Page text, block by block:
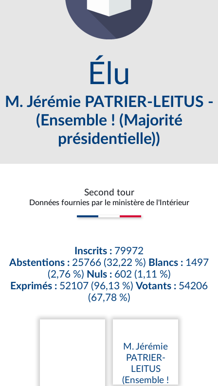
Élu
M. Jérémie PATRIER-LEITUS -
(Ensemble ! (Majorité
présidentielle))
Second tour
Données fournies par le ministère de l'Intérieur
Inscrits : 79972
Abstentions : 25766 (32,22 %) Blancs : 1497
(2,76 %) Nuls :602 (1,11 %)
Exprimés : 52107 (96,13 %) Votants : 54206
(67,78 %)
M. Jérémie
PATRIER-
LEITUS
(Ensemble !